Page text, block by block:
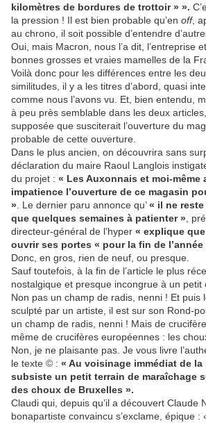
kilomètres de bordures de trottoir » ».
la pression ! Il est bien probable qu’en off,
au chrono, il soit possible d’entendre
Oui, mais Macron, nous l’a dit, l’entreprise
bonnes grosses et vraies mamelles de la
Voilà donc pour les différences entre les
similitudes, il y a les titres d’abord, quasi
comme nous l’avons vu. Et, bien entendu,
à peu près semblable dans les deux
supposée que susciterait l’ouverture du
probable de cette ouverture.
Dans le plus ancien, on découvrira sans
déclaration du maire Raoul Langlois
du projet : « Les Auxonnais et moi-même
impatience l’ouverture de ce magasin
» . Le dernier paru annonce qu’« il ne
que quelques semaines à patienter » ,
directeur-général de l’hyper « explique
ouvrir ses portes « pour la fin de l’année
Donc, en gros, rien de neuf, ou presque.
Sauf toutefois, à la fin de l’article le plus
nostalgique et presque incongrue à un petit
Non pas un champ de radis, nenni ! Et puis
sculpté par un artiste, il est sur son Rond-
un champ de radis, nenni ! Mais de
même de crucifères européennes : les
Non, je ne plaisante pas. Je vous livre
le texte © : « Au voisinage immédiat de
subsiste un petit terrain de maraîchage
des choux de Bruxelles ».
Claudi qui, depuis qu’il a découvert Claude
bonapartiste convaincu s’exclame, épique :